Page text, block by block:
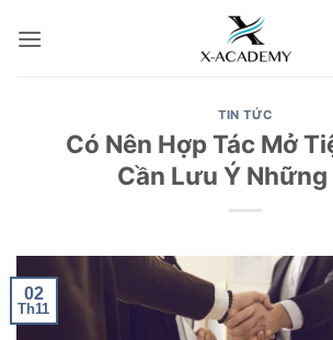
qua
TIN TỨC
Có Nên Hợp Tác Mở
Cần Lưu Ý Những
02
Th11